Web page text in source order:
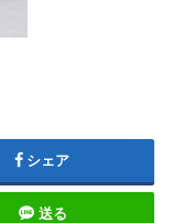
シェア
送る